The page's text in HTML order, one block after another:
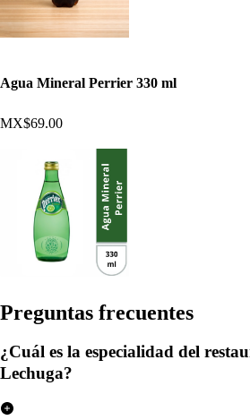
Agua Mineral Perrier 330 ml
MX$69.00
Preguntas frecuentes
¿Cuál es la especialidad del
Lechuga?